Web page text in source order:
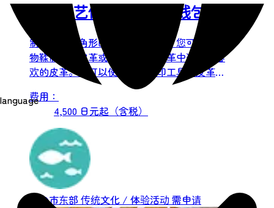
language
皮革工艺体验课三角零钱包
制作一个三角形的硬币或钥匙盒。您可以从植
物鞣制天然皮革或意大利彩色皮革中选择您喜
欢的皮革。您可以使用一些压印工具在皮革上
压印姓名、日期等。通过这次实践体验，学习
皮革工艺的基础知识。课程所需的所有工具都
已在皮革工作室准备就绪。皮革工艺导师将在
每个步骤中演示并讲解工具的使用方法。您将
在本课程中练习的技能包括：・手工缝制皮革
・打磨边缘 ・安装按扣、鸡眼、钩扣 ・皮革
压印 ※皮革压印※ 可以使用各...
费用：
4,500 日元起（含税）
仙台市东部 传统文化 / 体验活动需申请